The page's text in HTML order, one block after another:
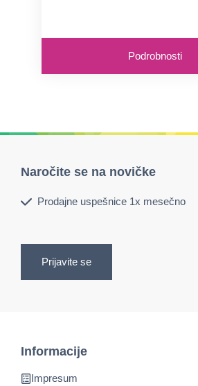
Podrobnosti
Naročite se na novičke
Prodajne uspešnice 1x mesečno
Prijavite se
Informacije
Impresum